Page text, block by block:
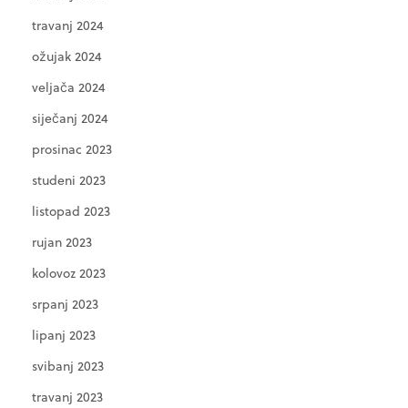
travanj 2024
ožujak 2024
veljača 2024
siječanj 2024
prosinac 2023
studeni 2023
listopad 2023
rujan 2023
kolovoz 2023
srpanj 2023
lipanj 2023
svibanj 2023
travanj 2023